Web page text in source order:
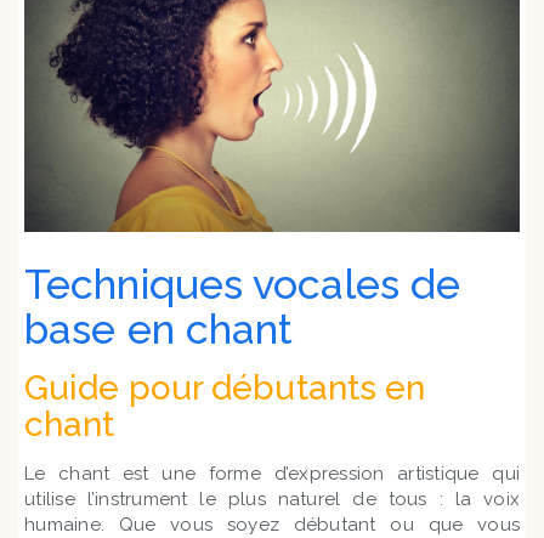
Techniques vocales de
base en chant
Guide pour débutants en
chant
Le chant est une forme d’expression artistique qui
utilise l’instrument le plus naturel de tous : la voix
humaine. Que vous soyez débutant ou que vous